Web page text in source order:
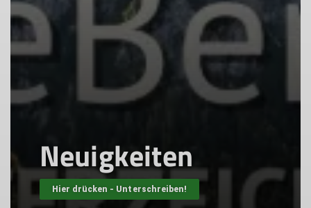
Neuigkeiten
Hier drücken - Unterschreiben!